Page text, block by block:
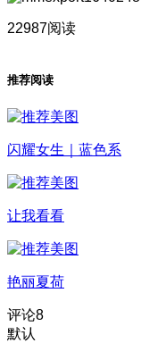
22987阅读
推荐阅读
闪耀女生｜蓝色系
让我看看
艳丽夏荷
评论8
默认